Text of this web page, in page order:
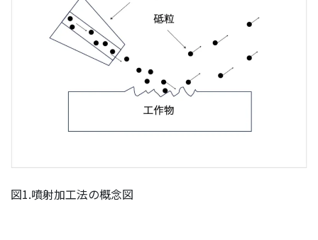
図1.噴射加工法の概念図